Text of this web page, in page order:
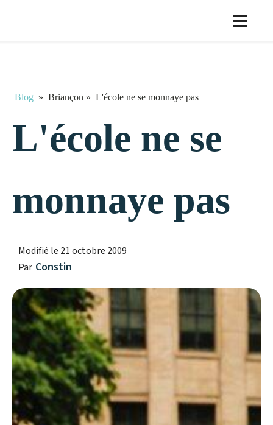
Blog » Briançon » L'école ne se monnaye pas
L'école ne se
monnaye pas
Modifié le 21 octobre 2009
Par Constin